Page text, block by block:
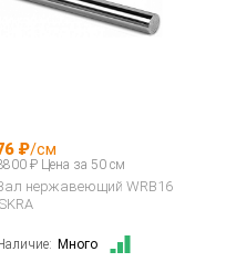
₽/см
₽ Цена за 50 см
нержавеющий WRB16
Много